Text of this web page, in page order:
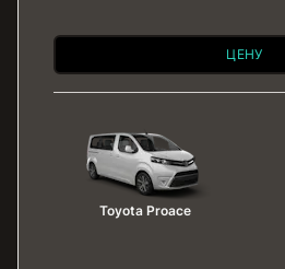
ЦЕНУ
Toyota Proace